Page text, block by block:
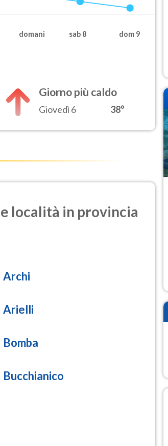
domani sab 8 dom 9
Giorno più caldo
Giovedì 6 38°
località in provincia
Archi
Arielli
Bomba
Bucchianico